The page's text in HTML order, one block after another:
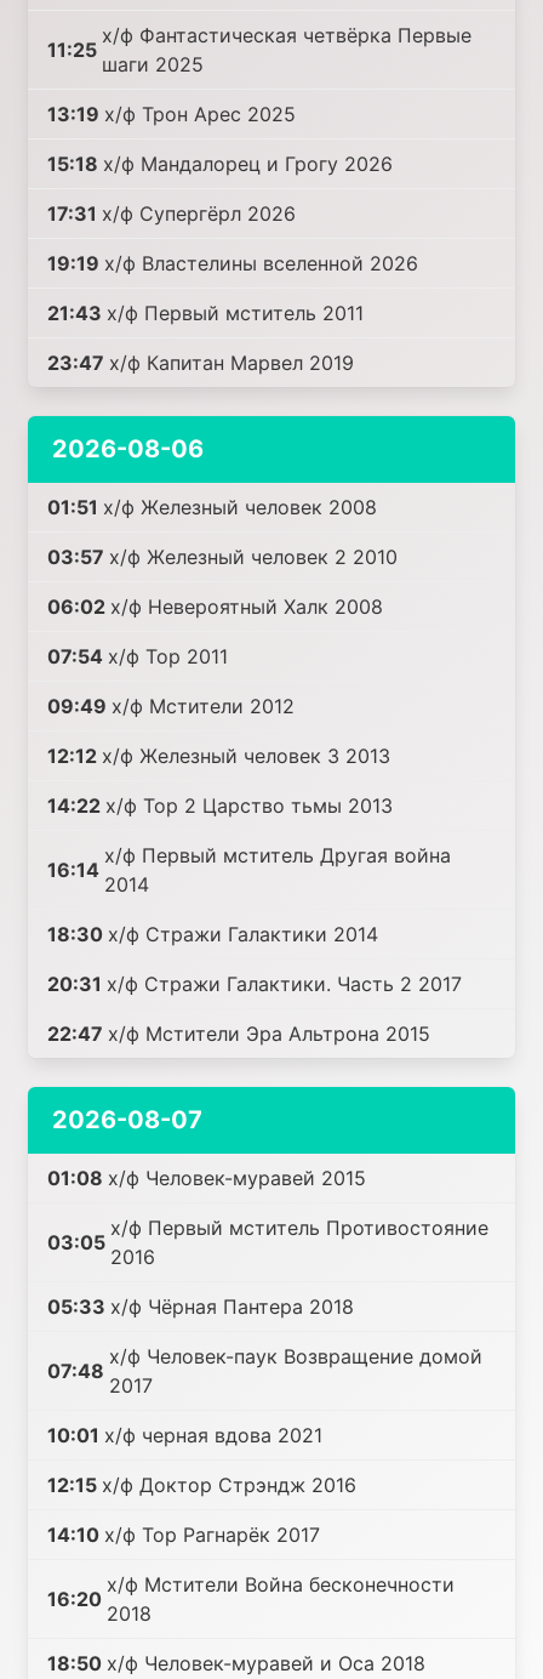
11:25
х/ф Фантастическая четвёрка Первые
шаги 2025
13:19 х/ф Трон Арес 2025
15:18 х/ф Мандалорец и Грогу 2026
17:31 х/ф Супергёрл 2026
19:19 х/ф Властелины вселенной 2026
21:43 х/ф Первый мститель 2011
23:47 х/ф Капитан Марвел 2019
2026-08-06
01:51 х/ф Железный человек 2008
03:57 х/ф Железный человек 2 2010
06:02 х/ф Невероятный Халк 2008
07:54 х/ф Тор 2011
09:49 х/ф Мстители 2012
12:12 х/ф Железный человек 3 2013
14:22 х/ф Тор 2 Царство тьмы 2013
16:14
х/ф Первый мститель Другая война
2014
18:30 х/ф Стражи Галактики 2014
20:31 х/ф Стражи Галактики. Часть 2 2017
22:47 х/ф Мстители Эра Альтрона 2015
2026-08-07
01:08 х/ф Человек-муравей 2015
03:05
х/ф Первый мститель Противостояние
2016
05:33 х/ф Чёрная Пантера 2018
07:48
х/ф Человек-паук Возвращение домой
2017
10:01 х/ф черная вдова 2021
12:15 х/ф Доктор Стрэндж 2016
14:10 х/ф Тор Рагнарёк 2017
16:20
х/ф Мстители Война бесконечности
2018
18:50 х/ф Человек-муравей и Оса 2018